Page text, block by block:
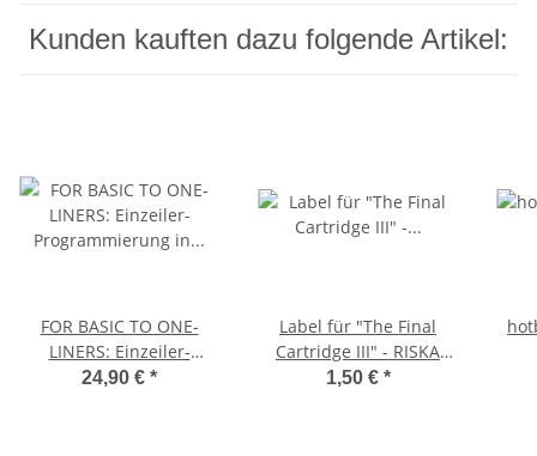
Kunden kauften dazu folgende Artikel:
FOR BASIC TO ONE-
LINERS: Einzeiler-
Programmierung in 8-
24,90 € *
Label für "The Final
Cartridge III" - RISKA
(Replikat)
1,50 € *